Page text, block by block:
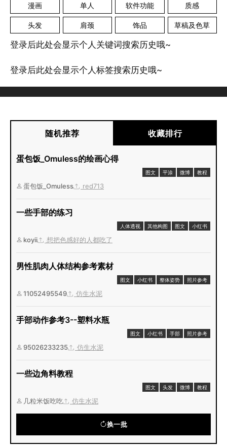
漫画 单人 软件功能 质感
头发 肩颈 饰品 草稿及色草
登录后此处会显示个人关键词搜索历史哦~
登录后此处会显示个人标签搜索历史哦~
随机推荐 收藏排行
蛋包饭_Omuless的绘画心得
图文 平涂 微博 教程
蛋包饭_Omuless red713
一些手部的练习
人体透视 其他构图 图文 小红书
koyii 想把色感好的人都吃了
男性肌肉人体结构参考素材
图文 小红书 整体姿势 照片参考
11052495549 仿生水泥
手部动作参考3--塑料水瓶
图文 小红书 手部 照片参考
95026233235 仿生水泥
一些边角料教程
图文 头发 微博 教程
几粒米饭吃吃 仿生水泥
换一批